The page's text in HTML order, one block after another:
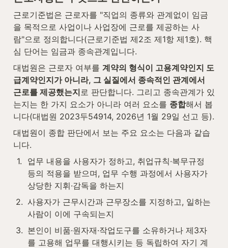
근로기준법은 근로자를 "직업의 종류와 관계없이 임금
을 목적으로 사업이나 사업장에 근로를 제공하는 사
람"으로 정의합니다(근로기준법 제2조 제1항 제1호). 핵
심 단어는 임금과 종속관계입니다.
대법원은 근로자 여부를 계약의 형식이 고용계약인지 도
급계약인지가 아니라, 그 실질에서 종속적인 관계에서
근로를 제공했는지 로 판단합니다. 그리고 종속관계가 있
는지는 한 가지 요소가 아니라 여러 요소를 종합해서 봅
니다(대법원 2023두54914, 2026년 1월 29일 선고 등).
대법원이 종합 판단에서 보는 주요 요소는 다음과 같습
니다.
1.
업무 내용을 사용자가 정하고, 취업규칙·복무규정
등의 적용을 받으며, 업무 수행 과정에서 사용자가
상당한 지휘·감독을 하는지
2. 사용자가 근무시간과 근무장소를 지정하고, 일하는
사람이 이에 구속되는지
3. 본인이 비품·원자재·작업도구를 소유하거나 제3자
를 고용해 업무를 대행시키는 등 독립하여 자기 계